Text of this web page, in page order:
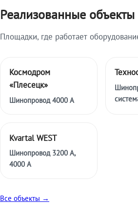
Реализованные объекты
Площадки, где работает
Космодром
«Плесецк»
Шинопровод 4000 А
Kvartal WEST
Шинопровод 3200 А,
4000 А
Все объекты →